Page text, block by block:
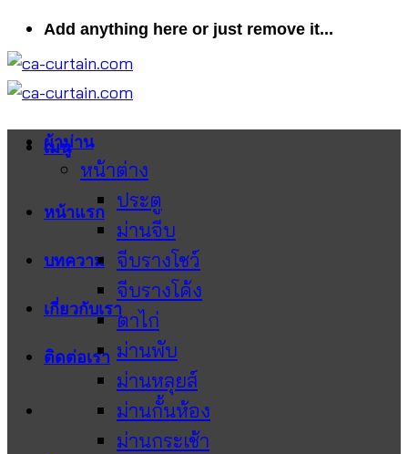
ข้าม
ไป
ยัง
เนื้อหา
Add anything here or just remove it...
เมนู
หน้าแรก
บทความ
เกี่ยวกับเรา
ติดต่อเรา
ผ้าม่าน
หน้าต่าง
ประตู
ม่านจีบ
จีบรางโชว์
จีบรางโค้ง
ตาไก่
ม่านพับ
ม่านหลุยส์
ม่านกั้นห้อง
ม่านกระเช้า